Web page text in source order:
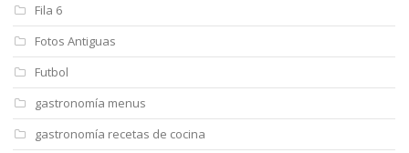
Fila 6
Fotos Antiguas
Futbol
gastronomía menus
gastronomía recetas de cocina